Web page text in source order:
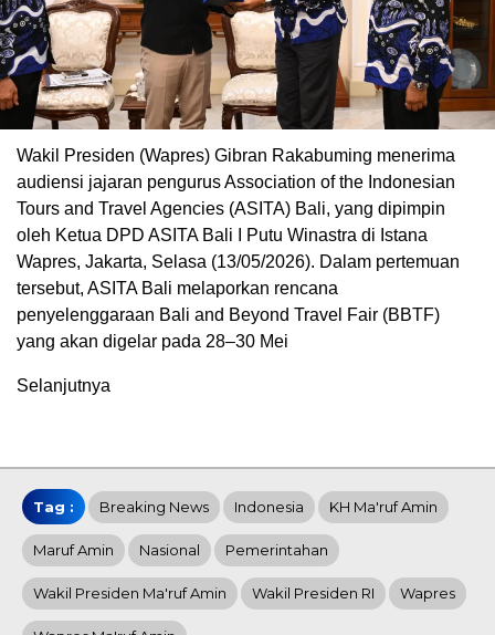
Wakil Presiden (Wapres) Gibran Rakabuming menerima
audiensi jajaran pengurus Association of the Indonesian
Tours and Travel Agencies (ASITA) Bali, yang dipimpin
oleh Ketua DPD ASITA Bali I Putu Winastra di Istana
Wapres, Jakarta, Selasa (13/05/2026). Dalam pertemuan
tersebut, ASITA Bali melaporkan rencana
penyelenggaraan Bali and Beyond Travel Fair (BBTF)
yang akan digelar pada 28–30 Mei
Selanjutnya
Tag : Breaking News Indonesia KH Ma'ruf Amin
Maruf Amin Nasional Pemerintahan
Wakil Presiden Ma'ruf Amin Wakil Presiden RI Wapres